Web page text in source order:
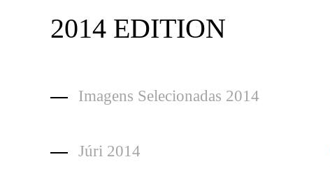
2014 EDITION
Imagens Selecionadas 2014
Júri 2014